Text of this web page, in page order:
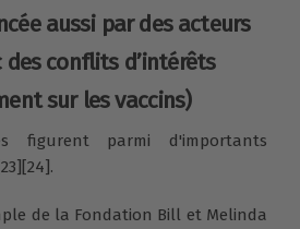
aussi par des acteurs
des conflits d’intérêts
sur les vaccins)
figurent parmi d'importants
de la Fondation Bill et Melinda